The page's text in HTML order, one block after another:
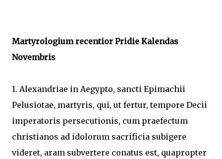
Martyrologium recentior Pridie Kalendas
Novembris
1. Alexandriae in Aegypto, sancti Epimachii
Pelusiotae, martyris, qui, ut fertur, tempore Decii
imperatoris persecutionis, cum praefectum
christianos ad idolorum sacrificia subigere
videret, aram subvertere conatus est, quapropter